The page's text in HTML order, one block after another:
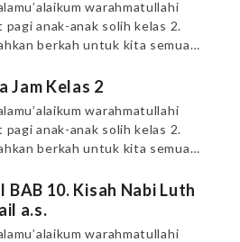
warahmatullahi
pagi anak-anak solih kelas 2.
berkah untuk kita semua…
Jam Kelas 2
warahmatullahi
pagi anak-anak solih kelas 2.
berkah untuk kita semua…
BAB 10. Kisah Nabi Luth
a.s.
warahmatullahi